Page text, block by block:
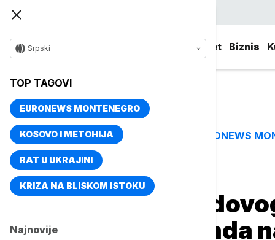
Svet Biznis
Srpski
TOP TAGOVI
EURONEWS MONTENEGRO
KOSOVO I METOHIJA
RAT U UKRAJINI
KRIZA NA BLISKOM ISTOKU
Najnovije
TOP TAGOVI EURONEWS
Naslovna Svet
Bivši oficir
hemijskog napada